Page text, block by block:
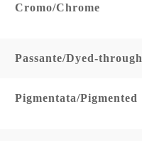
Cromo/Chrome
Passante/Dyed-through
Pigmentata/Pigmented